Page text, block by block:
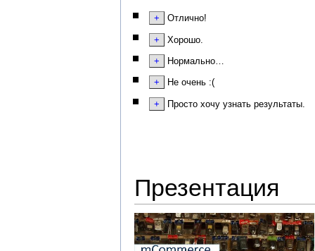
Отлично!
Хорошо.
Нормально…
Не очень :(
Просто хочу узнать результаты.
Презентация